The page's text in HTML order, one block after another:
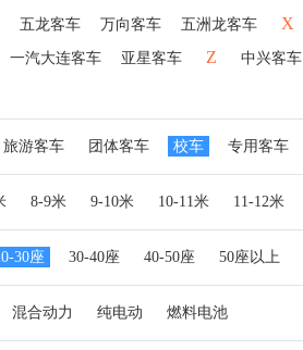
五龙客车 万向客车 五洲龙客车 X
一汽大连客车 亚星客车 Z 中兴客车
旅游客车 团体客车 校车 专用客车
8-9米 9-10米 10-11米 11-12米
30座 30-40座 40-50座 50座以上
混合动力 纯电动 燃料电池